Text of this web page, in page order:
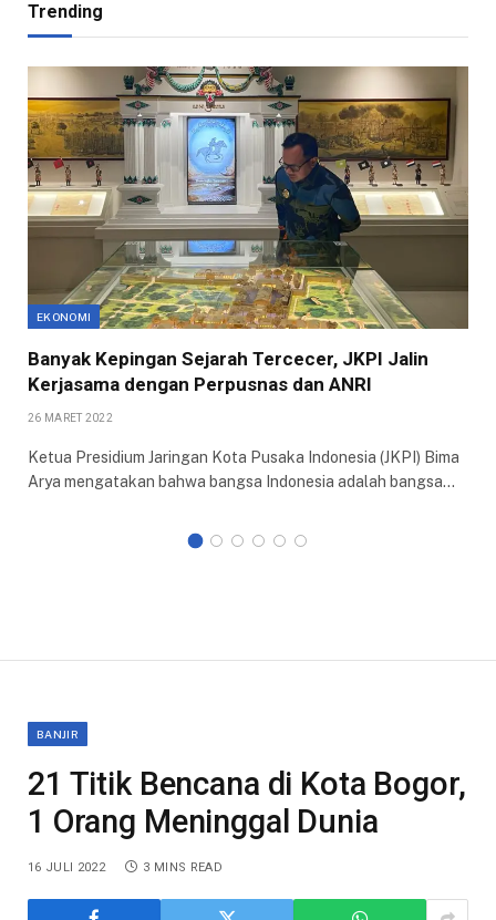
Trending
EKONOMI
Banyak Kepingan Sejarah Tercecer, JKPI Jalin
Kerjasama dengan Perpusnas dan ANRI
26 MARET 2022
Ketua Presidium Jaringan Kota Pusaka Indonesia (JKPI) Bima
Arya mengatakan bahwa bangsa Indonesia adalah bangsa…
BANJIR
21 Titik Bencana di Kota Bogor,
1 Orang Meninggal Dunia
16 JULI 2022 3 MINS READ